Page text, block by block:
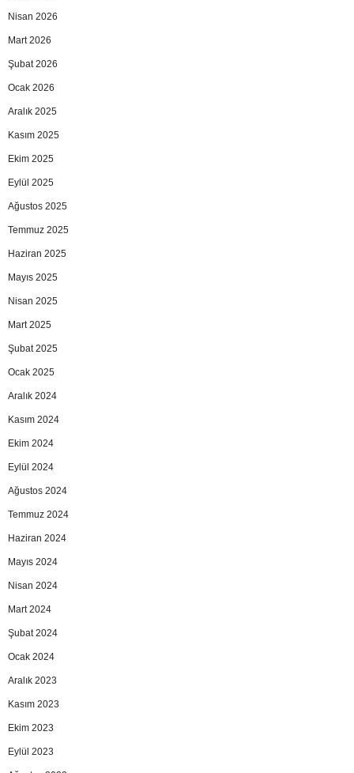
Nisan 2026
Mart 2026
Şubat 2026
Ocak 2026
Aralık 2025
Kasım 2025
Ekim 2025
Eylül 2025
Ağustos 2025
Temmuz 2025
Haziran 2025
Mayıs 2025
Nisan 2025
Mart 2025
Şubat 2025
Ocak 2025
Aralık 2024
Kasım 2024
Ekim 2024
Eylül 2024
Ağustos 2024
Temmuz 2024
Haziran 2024
Mayıs 2024
Nisan 2024
Mart 2024
Şubat 2024
Ocak 2024
Aralık 2023
Kasım 2023
Ekim 2023
Eylül 2023